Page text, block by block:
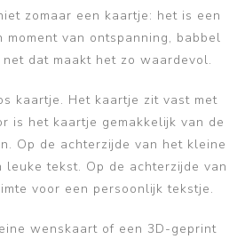
zomaar een kaartje: het is een
moment van ontspanning, babbel
dat maakt het zo waardevol.
kaartje. Het kaartje zit vast met
is het kaartje gemakkelijk van de
Op de achterzijde van het kleine
leuke tekst. Op de achterzijde van
voor een persoonlijk tekstje.
wenskaart of een 3D-geprint